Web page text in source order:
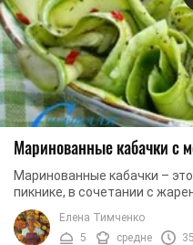
Маринованные кабачки с
Маринованные кабачки –
пикнике, в сочетании с
отличного вкуса, такую
Елена Тимченко
5
средне 35